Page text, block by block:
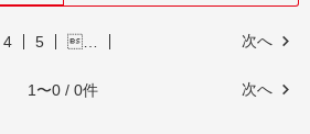
次へ
4 5 …
次へ
1〜0 / 0件